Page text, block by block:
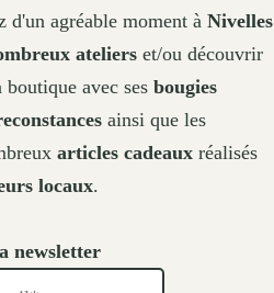
d'un agréable moment à Nivelles
ateliers et/ou découvrir
avec ses bougies
ainsi que les
articles cadeaux réalisés
locaux.
newsletter